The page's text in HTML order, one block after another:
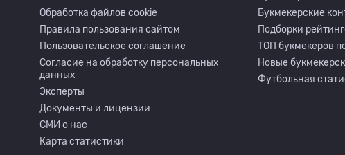
Обработка файлов cookie
Правила пользования сайтом
Пользовательское соглашение
Согласие на обработку персональных
данных
Эксперты
Документы и лицензии
СМИ о нас
Карта статистики
Букмекерские
Подборки
ТОП букмекеров
Новые
Футбольная